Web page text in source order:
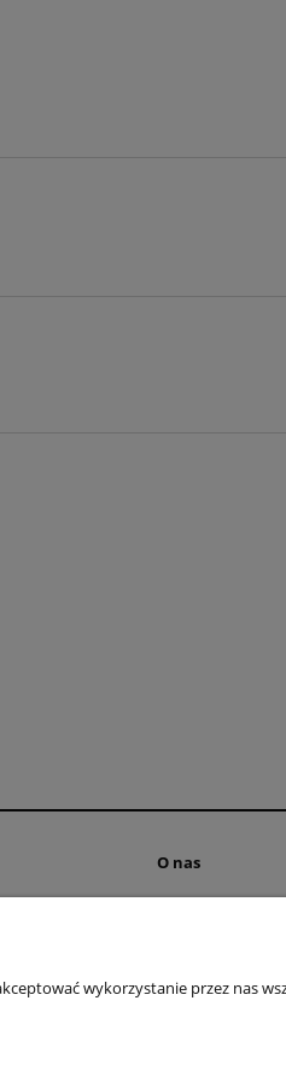
O nas
wykorzystanie przez nas